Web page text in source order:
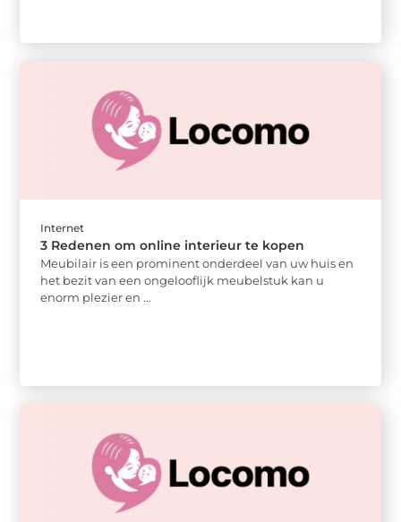
Internet
3 Redenen om online interieur te kopen
Meubilair is een prominent onderdeel van uw huis en
het bezit van een ongelooflijk meubelstuk kan u
enorm plezier en ...